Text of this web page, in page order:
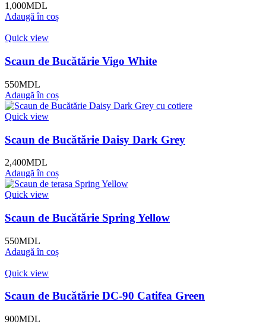
1,000MDL
Adaugă în coș
Quick view
Scaun de Bucătărie Vigo White
550MDL
Adaugă în coș
Quick view
Scaun de Bucătărie Daisy Dark Grey
2,400MDL
Adaugă în coș
Quick view
Scaun de Bucătărie Spring Yellow
550MDL
Adaugă în coș
Quick view
Scaun de Bucătărie DC-90 Catifea Green
900MDL